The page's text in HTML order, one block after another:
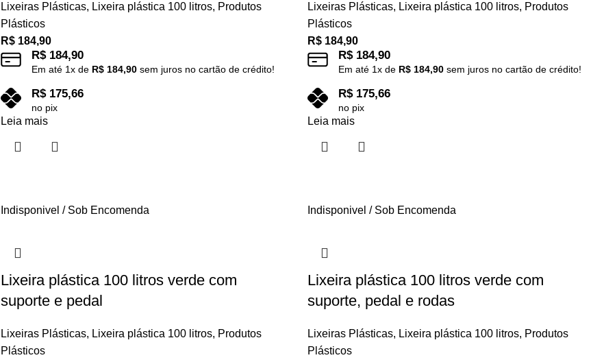
Lixeiras Plásticas, Lixeira plástica 100 litros, Produtos
Plásticos
R$ 184,90
R$184,90
Em até 1x de R$ 184,90 sem juros no cartão de crédito!
R$175,66
no pix
Leia mais
Lixeiras Plásticas, Lixeira plástica 100 litros, Produtos
Plásticos
R$ 184,90
R$184,90
Em até 1x de R$ 184,90 sem juros no cartão de crédito!
R$175,66
no pix
Leia mais
Indisponivel / Sob Encomenda
Lixeira plástica 100 litros verde com
suporte e pedal
Lixeiras Plásticas, Lixeira plástica 100 litros, Produtos
Plásticos
Indisponivel / Sob Encomenda
Lixeira plástica 100 litros verde com
suporte, pedal e rodas
Lixeiras Plásticas, Lixeira plástica 100 litros, Produtos
Plásticos